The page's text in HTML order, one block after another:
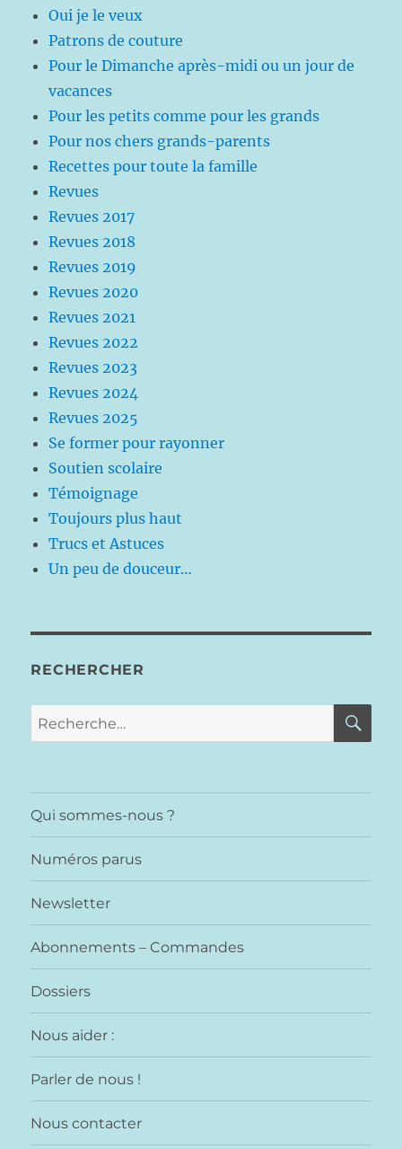
Oui je le veux
Patrons de couture
Pour le Dimanche après-midi ou un jour de
vacances
Pour les petits comme pour les grands
Pour nos chers grands-parents
Recettes pour toute la famille
Revues
Revues 2017
Revues 2018
Revues 2019
Revues 2020
Revues 2021
Revues 2022
Revues 2023
Revues 2024
Revues 2025
Se former pour rayonner
Soutien scolaire
Témoignage
Toujours plus haut
Trucs et Astuces
Un peu de douceur…
RECHERCHER
Recherche
pour :
Qui sommes-nous ?
Numéros parus
Newsletter
Abonnements – Commandes
Dossiers
Nous aider :
Parler de nous !
Nous contacter